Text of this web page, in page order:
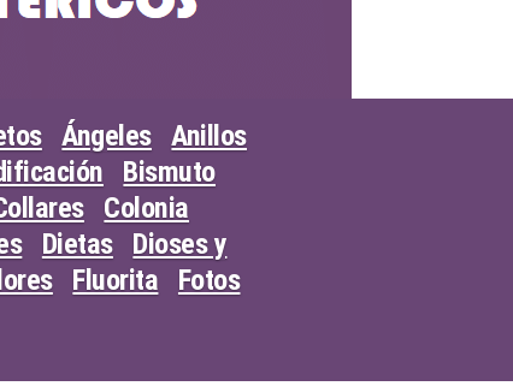
Ángeles Anillos
Bismuto
Colonia
Dietas
Dioses y
Fluorita
Fotos